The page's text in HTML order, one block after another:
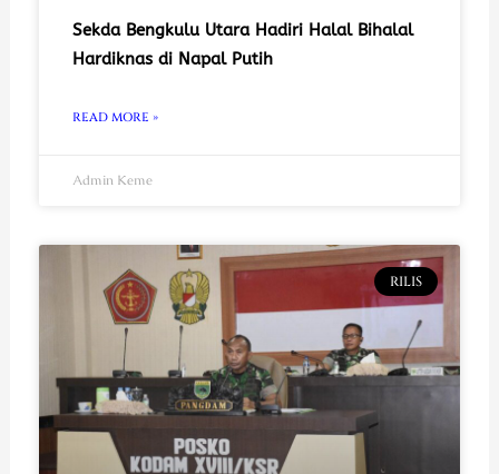
Sekda Bengkulu Utara Hadiri Halal Bihalal
Hardiknas di Napal Putih
READ MORE »
Admin Keme
RILIS